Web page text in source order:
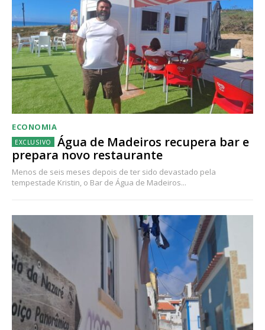
ECONOMIA
Água de Madeiros recupera bar e
prepara novo restaurante
Menos de seis meses depois de ter sido devastado pela
tempestade Kristin, o Bar de Água de Madeiros...